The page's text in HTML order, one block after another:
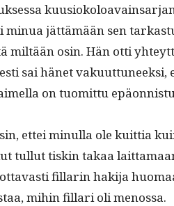
jät­tämään sen
miltään osin. Hän otti
sai hänet
on tuomit­tu
ettei min­ul­la ole kuit­tia
tul­lut tiskin takaa
fil­lar­in hak­i­ja
mihin fil­lari oli menossa.